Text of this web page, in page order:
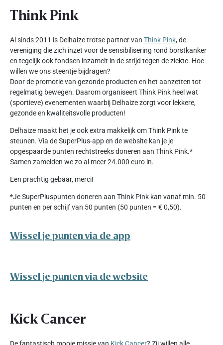
Think Pink
Al sinds 2011 is Delhaize trotse partner van Think Pink, de
vereniging die zich inzet voor de sensibilisering rond borstkanker
en tegelijk ook fondsen inzamelt in de strijd tegen de ziekte. Hoe
willen we ons steentje bijdragen?
Door de promotie van gezonde producten en het aanzetten tot
regelmatig bewegen. Daarom organiseert Think Pink heel wat
(sportieve) evenementen waarbij Delhaize zorgt voor lekkere,
gezonde en kwaliteitsvolle producten!
Delhaize maakt het je ook extra makkelijk om Think Pink te
steunen. Via de SuperPlus-app en de website kan je je
opgespaarde punten rechtstreeks doneren aan Think Pink.*
Samen zamelden we zo al meer 24.000 euro in.
Een prachtig gebaar, merci!
*Je SuperPluspunten doneren aan Think Pink kan vanaf min. 50
punten en per schijf van 50 punten (50 punten = € 0,50).
Wissel je punten via de app
Wissel je punten via de website
Kick Cancer